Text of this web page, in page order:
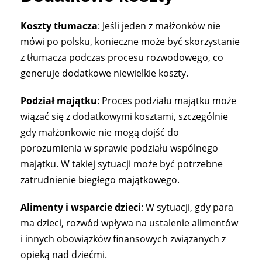
Koszty tłumacza: Jeśli jeden z małżonków nie
mówi po polsku, konieczne może być skorzystanie
z tłumacza podczas procesu rozwodowego, co
generuje dodatkowe niewielkie koszty.
Podział majątku: Proces podziału majątku może
wiązać się z dodatkowymi kosztami, szczególnie
gdy małżonkowie nie mogą dojść do
porozumienia w sprawie podziału wspólnego
majątku. W takiej sytuacji może być potrzebne
zatrudnienie biegłego majątkowego.
Alimenty i wsparcie dzieci: W sytuacji, gdy para
ma dzieci, rozwód wpływa na ustalenie alimentów
i innych obowiązków finansowych związanych z
opieką nad dziećmi.